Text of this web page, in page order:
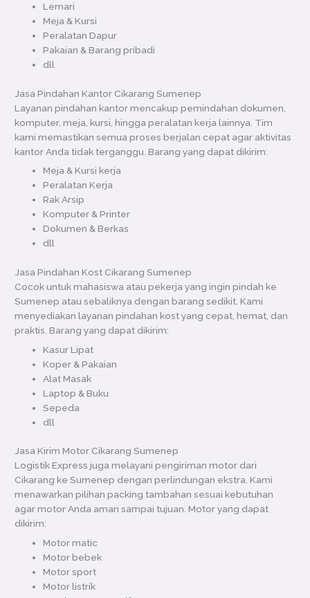
Lemari
Meja & Kursi
Peralatan Dapur
Pakaian & Barang pribadi
dll
Jasa Pindahan Kantor Cikarang Sumenep
Layanan pindahan kantor mencakup pemindahan dokumen,
komputer, meja, kursi, hingga peralatan kerja lainnya. Tim
kami memastikan semua proses berjalan cepat agar aktivitas
kantor Anda tidak terganggu. Barang yang dapat dikirim:
Meja & Kursi kerja
Peralatan Kerja
Rak Arsip
Komputer & Printer
Dokumen & Berkas
dll
Jasa Pindahan Kost Cikarang Sumenep
Cocok untuk mahasiswa atau pekerja yang ingin pindah ke
Sumenep atau sebaliknya dengan barang sedikit. Kami
menyediakan layanan pindahan kost yang cepat, hemat, dan
praktis. Barang yang dapat dikirim:
Kasur Lipat
Koper & Pakaian
Alat Masak
Laptop & Buku
Sepeda
dll
Jasa Kirim Motor Cikarang Sumenep
Logistik Express juga melayani pengiriman motor dari
Cikarang ke Sumenep dengan perlindungan ekstra. Kami
menawarkan pilihan packing tambahan sesuai kebutuhan
agar motor Anda aman sampai tujuan. Motor yang dapat
dikirim:
Motor matic
Motor bebek
Motor sport
Motor listrik